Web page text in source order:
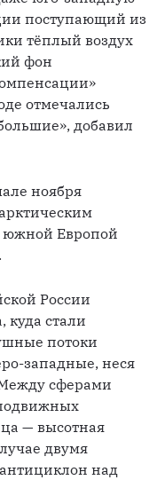
поступающий из
тёплый воздух
фон
отмечались
добавил
ноября
Европой
России
куда стали
потоки
западные, неся
сферами
— высотная
двумя
над